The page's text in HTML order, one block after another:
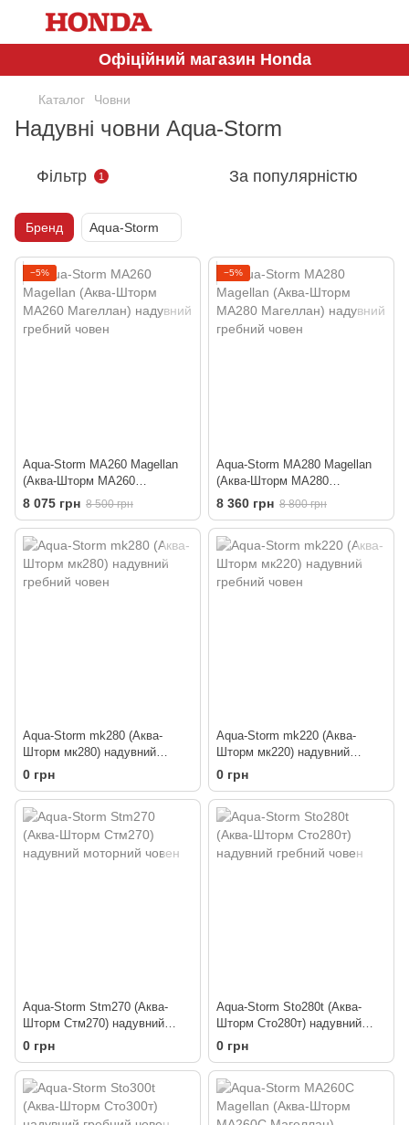
Офіційний магазин Honda
Каталог Човни
Надувні човни Aqua-Storm
Фільтр 1 За популярністю
Бренд Aqua-Storm
−5%
Aqua-Storm MA260 Magellan
(Аква-Шторм МА260
Магеллан) надувний гребний
8 075 грн 8 500 грн
−5%
Aqua-Storm MA280 Magellan
(Аква-Шторм МА280
Магеллан) надувний гребний
8 360 грн 8 800 грн
Aqua-Storm mk280 (Аква-
Шторм мк280) надувний
гребний човен
0 грн
Aqua-Storm mk220 (Аква-
Шторм мк220) надувний
гребний човен
0 грн
Aqua-Storm Stm270 (Аква-
Шторм Стм270) надувний
моторний човен
0 грн
Aqua-Storm Sto280t (Аква-
Шторм Сто280т) надувний
гребний човен
0 грн